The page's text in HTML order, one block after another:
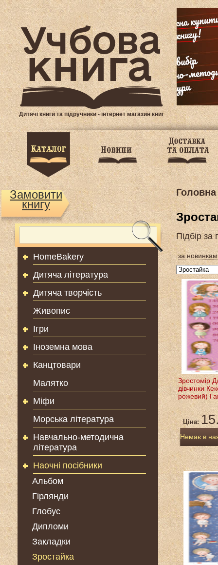
Дитячі книги та підручники - інтернет магазин книг
Замовити
книгу
HomeBakery
Дитяча література
Дитяча творчість
Живопис
Ігри
Іноземна мова
Канцтовари
Малятко
Міфи
Морська література
Навчально-методична
література
Наочні посібники
Альбом
Гірлянди
Глобус
Дипломи
Закладки
Зростайка
Головна
Підбір за
за
Зростомір
дівчинки
рожевий)
Ціна:
Немає в